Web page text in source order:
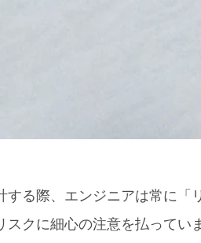
する際、エンジニアは常に「
スクに細心の注意を払って